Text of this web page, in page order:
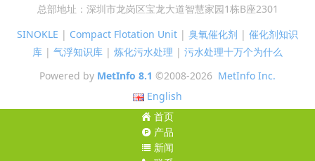
总部地址：深圳市龙岗区宝龙大道智慧家园1栋B座2301
SINOKLE | Compact Flotation Unit | 臭氧催化剂 | 催化剂知识
库 | 气浮知识库 | 炼化污水处理 | 污水处理十万个为什么
Powered by MetInfo 8.1 ©2008-2026 MetInfo Inc.
English
首页
产品
新闻